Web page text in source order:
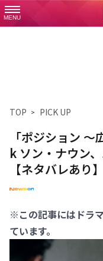
MENU
TOP PICK UP
「ポジション
k ソン・ナウン
【ネタバレあり】
※この記事にはドラ
ています。